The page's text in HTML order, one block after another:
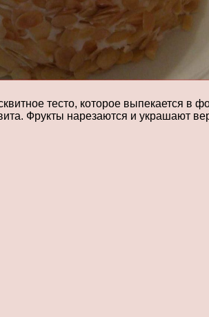
тесто, которое выпекается в
Фрукты нарезаются и украшают